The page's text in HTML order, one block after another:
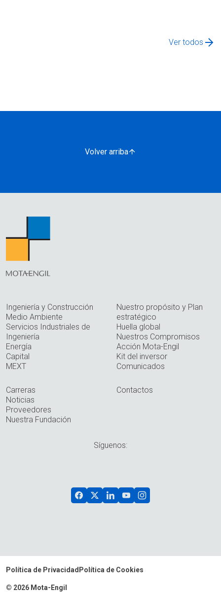
Ver todos
Volver arriba
Ingeniería y Construcción
Medio Ambiente
Servicios Industriales de
Ingeniería
Energía
Capital
MEXT
Nuestro propósito y Plan
estratégico
Huella global
Nuestros Compromisos
Acción Mota-Engil
Kit del inversor
Comunicados
Carreras
Noticias
Proveedores
Nuestra Fundación
Contactos
Síguenos:
Política de Privacidad Política de Cookies
© 2026 Mota-Engil